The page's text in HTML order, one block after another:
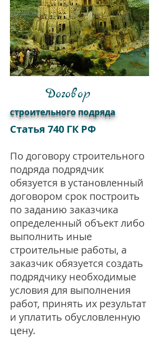
Договор
строительного подряда
Статья 740 ГК РФ
По договору строительного
подряда подрядчик
обязуется в установленный
договором срок построить
по заданию заказчика
определенный объект либо
выполнить иные
строительные работы, а
заказчик обязуется создать
подрядчику необходимые
условия для выполнения
работ, принять их результат
и уплатить обусловленную
цену.